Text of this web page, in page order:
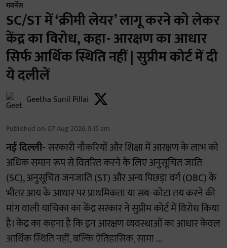
गवर्नेंस
SC/ST में ‘क्रीमी लेयर’ लागू करने को लेकर
केंद्र का विरोध, कहा- आरक्षण का आधार
सिर्फ आर्थिक स्थिति नहीं | सुप्रीम कोर्ट में दी
ये दलीलें
Geetha Sunil Pillai
Published on: 07 Aug 2026, 9:15 am
नई दिल्ली-सरकारी नौकरियों और शिक्षा में आरक्षण के लाभ को
अधिक समान रूप से वितरित करने के लिए अनुसूचित जाति
(SC), अनुसूचित जनजाति (ST) और अन्य पिछड़ा वर्ग (OBC) के
भीतर आय के आधार पर प्राथमिकता या सब-कोटा तय करने की
मांग वाली याचिका का केंद्र सरकार ने सुप्रीम कोर्ट में विरोध किया
है। केंद्र का कहना है कि इन आरक्षण व्यवस्थाओं का आधार केवल
आर्थिक स्थिति नहीं, बल्कि ऐतिहासिक, सामा ...